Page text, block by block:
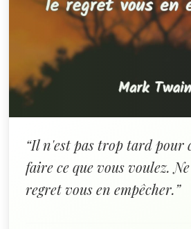
“Il n'est pas trop tard pour
faire ce que vous voulez.
regret vous en empêcher.”